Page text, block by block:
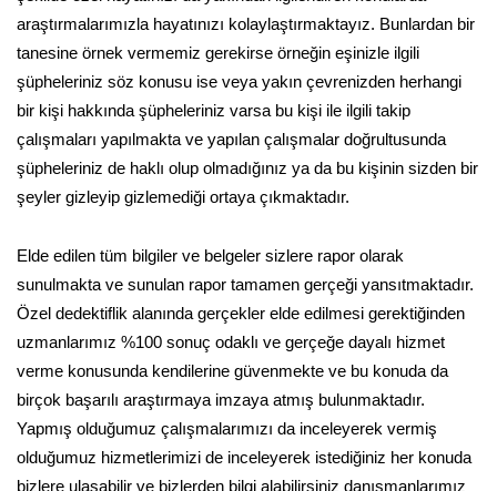
araştırmalarımızla hayatınızı kolaylaştırmaktayız. Bunlardan bir
tanesine örnek vermemiz gerekirse örneğin eşinizle ilgili
şüpheleriniz söz konusu ise veya yakın çevrenizden herhangi
bir kişi hakkında şüpheleriniz varsa bu kişi ile ilgili takip
çalışmaları yapılmakta ve yapılan çalışmalar doğrultusunda
şüpheleriniz de haklı olup olmadığınız ya da bu kişinin sizden bir
şeyler gizleyip gizlemediği ortaya çıkmaktadır.
Elde edilen tüm bilgiler ve belgeler sizlere rapor olarak
sunulmakta ve sunulan rapor tamamen gerçeği yansıtmaktadır.
Özel dedektiflik alanında gerçekler elde edilmesi gerektiğinden
uzmanlarımız %100 sonuç odaklı ve gerçeğe dayalı hizmet
verme konusunda kendilerine güvenmekte ve bu konuda da
birçok başarılı araştırmaya imzaya atmış bulunmaktadır.
Yapmış olduğumuz çalışmalarımızı da inceleyerek vermiş
olduğumuz hizmetlerimizi de inceleyerek istediğiniz her konuda
bizlere ulaşabilir ve bizlerden bilgi alabilirsiniz danışmanlarımız